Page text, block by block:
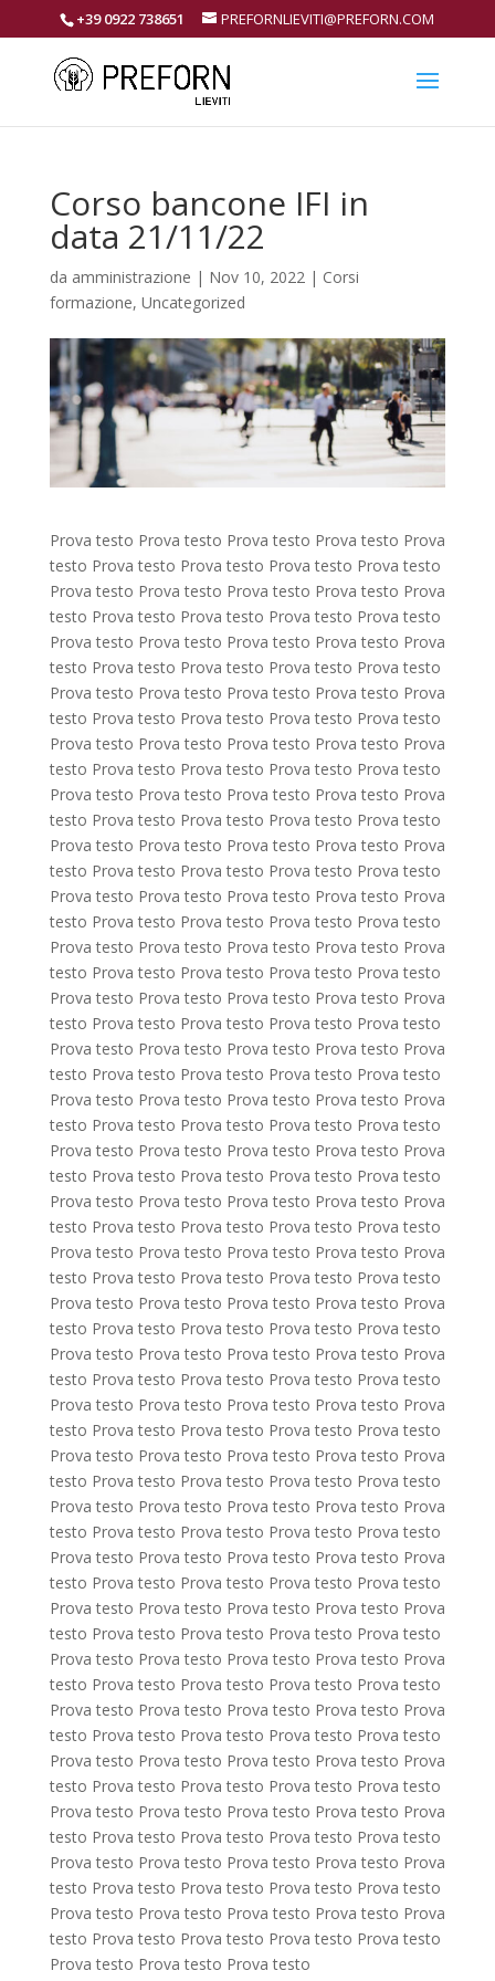
+39 0922 738651 PREFORNLIEVITI@PREFORN.COM
Corso bancone IFI in
data 21/11/22
da amministrazione | Nov 10, 2022| Corsi
formazione, Uncategorized
Prova testo Prova testo Prova testo Prova testo Prova
testo Prova testo Prova testo Prova testo Prova testo
Prova testo Prova testo Prova testo Prova testo Prova
testo Prova testo Prova testo Prova testo Prova testo
Prova testo Prova testo Prova testo Prova testo Prova
testo Prova testo Prova testo Prova testo Prova testo
Prova testo Prova testo Prova testo Prova testo Prova
testo Prova testo Prova testo Prova testo Prova testo
Prova testo Prova testo Prova testo Prova testo Prova
testo Prova testo Prova testo Prova testo Prova testo
Prova testo Prova testo Prova testo Prova testo Prova
testo Prova testo Prova testo Prova testo Prova testo
Prova testo Prova testo Prova testo Prova testo Prova
testo Prova testo Prova testo Prova testo Prova testo
Prova testo Prova testo Prova testo Prova testo Prova
testo Prova testo Prova testo Prova testo Prova testo
Prova testo Prova testo Prova testo Prova testo Prova
testo Prova testo Prova testo Prova testo Prova testo
Prova testo Prova testo Prova testo Prova testo Prova
testo Prova testo Prova testo Prova testo Prova testo
Prova testo Prova testo Prova testo Prova testo Prova
testo Prova testo Prova testo Prova testo Prova testo
Prova testo Prova testo Prova testo Prova testo Prova
testo Prova testo Prova testo Prova testo Prova testo
Prova testo Prova testo Prova testo Prova testo Prova
testo Prova testo Prova testo Prova testo Prova testo
Prova testo Prova testo Prova testo Prova testo Prova
testo Prova testo Prova testo Prova testo Prova testo
Prova testo Prova testo Prova testo Prova testo Prova
testo Prova testo Prova testo Prova testo Prova testo
Prova testo Prova testo Prova testo Prova testo Prova
testo Prova testo Prova testo Prova testo Prova testo
Prova testo Prova testo Prova testo Prova testo Prova
testo Prova testo Prova testo Prova testo Prova testo
Prova testo Prova testo Prova testo Prova testo Prova
testo Prova testo Prova testo Prova testo Prova testo
Prova testo Prova testo Prova testo Prova testo Prova
testo Prova testo Prova testo Prova testo Prova testo
Prova testo Prova testo Prova testo Prova testo Prova
testo Prova testo Prova testo Prova testo Prova testo
Prova testo Prova testo Prova testo Prova testo Prova
testo Prova testo Prova testo Prova testo Prova testo
Prova testo Prova testo Prova testo Prova testo Prova
testo Prova testo Prova testo Prova testo Prova testo
Prova testo Prova testo Prova testo Prova testo Prova
testo Prova testo Prova testo Prova testo Prova testo
Prova testo Prova testo Prova testo Prova testo Prova
testo Prova testo Prova testo Prova testo Prova testo
Prova testo Prova testo Prova testo Prova testo Prova
testo Prova testo Prova testo Prova testo Prova testo
Prova testo Prova testo Prova testo Prova testo Prova
testo Prova testo Prova testo Prova testo Prova testo
Prova testo Prova testo Prova testo Prova testo Prova
testo Prova testo Prova testo Prova testo Prova testo
Prova testo Prova testo Prova testo Prova testo Prova
testo Prova testo Prova testo Prova testo Prova testo
Prova testo Prova testo Prova testo